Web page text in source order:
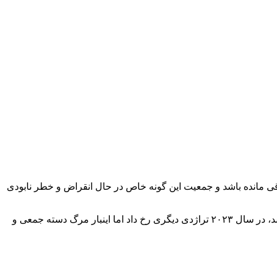
۳۰۰ هزار عدد تخمین می زنند، اما یافته پژوهشی جدید نشان می دهد از آن ها کمتر از ۷۰ هزار عدد باقی مانده باشد و جمعیت این گونه خاص در حال انقراض و خطر نابودی
مدتهاست که فک های خزری در شرایطی مرموز به طور دسته جمعی می میرند. در نوامبر ۲۰۲۲ تعداد ۱۷۰ فک مرده در سواحل خزر پیدا شد، در سال ۲۰۲۳ تراژدی دیگری رخ داد اما اینبار مرگ دسته جمعی و